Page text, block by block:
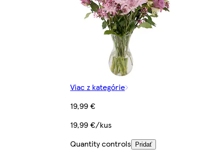
Viac z kategórie
19,99 €
19,99 €/kus
Quantity controls
Pridať